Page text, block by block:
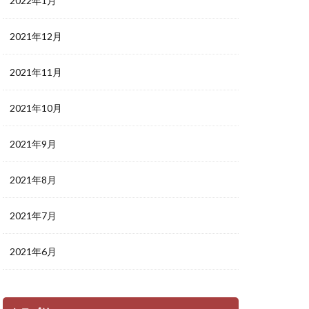
2021年12月
2021年11月
2021年10月
2021年9月
2021年8月
2021年7月
2021年6月